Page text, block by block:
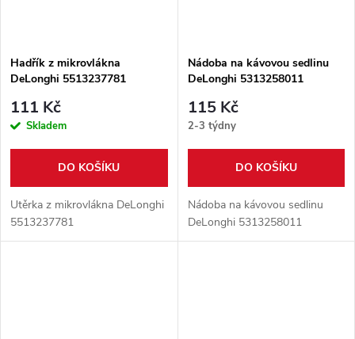
Hadřík z mikrovlákna
DeLonghi 5513237781
111 Kč
Skladem
DO KOŠÍKU
Utěrka z mikrovlákna DeLonghi
5513237781
Nádoba na kávovou sedlinu
DeLonghi 5313258011
115 Kč
2-3 týdny
DO KOŠÍKU
Nádoba na kávovou sedlinu
DeLonghi 5313258011